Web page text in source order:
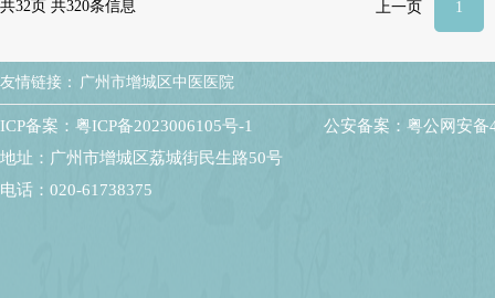
共32页 共320条信息 上一页 1
友情链接： 广州市增城区中医医院
ICP备案：粤ICP备2023006105号-1
公安备案：粤公网安备
地址：广州市增城区荔城街民生路50号
电话：020-61738375